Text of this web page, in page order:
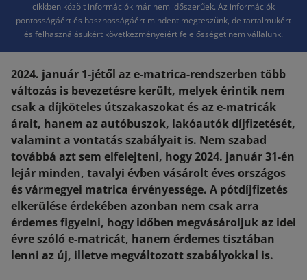
cikkben közölt információk már nem időszerűek. Az információk
pontosságáért és hasznosságáért mindent megteszünk, de tartalmukért
és felhasználásukért következményeiért felelősséget nem vállalunk.
2024. január 1-jétől az e-matrica-rendszerben több
változás is bevezetésre került, melyek érintik nem
csak a díjköteles útszakaszokat és az e-matricák
árait, hanem az autóbuszok, lakóautók díjfizetését,
valamint a vontatás szabályait is. Nem szabad
továbbá azt sem elfelejteni, hogy 2024. január 31-én
lejár minden, tavalyi évben vásárolt éves országos
és vármegyei matrica érvényessége. A pótdíjfizetés
elkerülése érdekében azonban nem csak arra
érdemes figyelni, hogy időben megvásároljuk az idei
évre szóló e-matricát, hanem érdemes tisztában
lenni az új, illetve megváltozott szabályokkal is.